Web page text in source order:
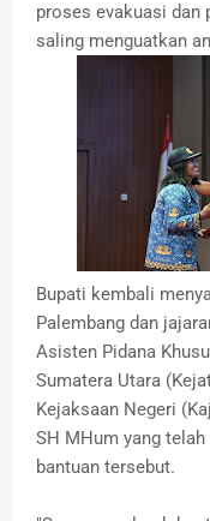
proses evakuasi dan
saling menguatkan
Bupati kembali
Palembang dan
Asisten Pidana
Sumatera Utara
Kejaksaan Negeri
SH MHum yang
bantuan tersebut.